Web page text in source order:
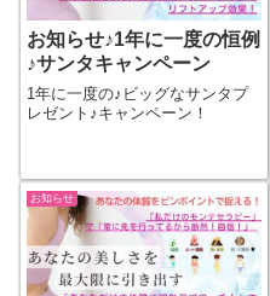
お知らせ♪1年に一度の恒例
♪サンタキャンペーン
1年に一度の♪ビッグなサンタプ
レゼント♪キャンペーン！
お知らせ